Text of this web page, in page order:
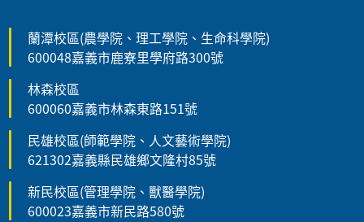
蘭潭校區(農學院、理工學院、生命科學院)
600048嘉義市鹿寮里學府路300號
林森校區
600060嘉義市林森東路151號
民雄校區(師範學院、人文藝術學院)
621302嘉義縣民雄鄉文隆村85號
新民校區(管理學院、獸醫學院)
600023嘉義市新民路580號